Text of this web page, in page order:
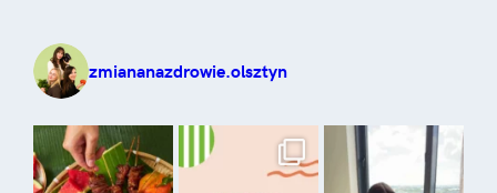
zmiananazdrowie.olsztyn